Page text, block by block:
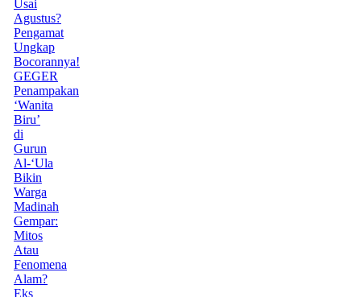
Usai
Agustus?
Pengamat
Ungkap
Bocorannya!
GEGER
Penampakan
‘Wanita
Biru’
di
Gurun
Al-‘Ula
Bikin
Warga
Madinah
Gempar:
Mitos
Atau
Fenomena
Alam?
Eks